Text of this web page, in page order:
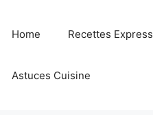
Home Recettes Express
Astuces Cuisine